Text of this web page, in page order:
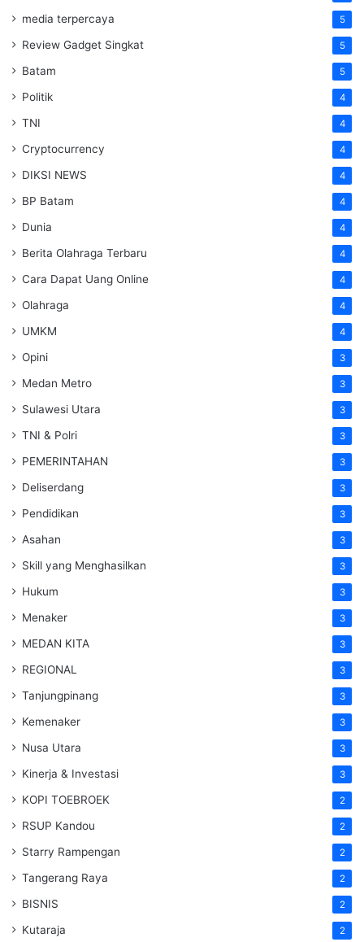
media terpercaya 5
Review Gadget Singkat 5
Batam 5
Politik 4
TNI 4
Cryptocurrency 4
DIKSI NEWS 4
BP Batam 4
Dunia 4
Berita Olahraga Terbaru 4
Cara Dapat Uang Online 4
Olahraga 4
UMKM 4
Opini 3
Medan Metro 3
Sulawesi Utara 3
TNI & Polri 3
PEMERINTAHAN 3
Deliserdang 3
Pendidikan 3
Asahan 3
Skill yang Menghasilkan 3
Hukum 3
Menaker 3
MEDAN KITA 3
REGIONAL 3
Tanjungpinang 3
Kemenaker 3
Nusa Utara 3
Kinerja & Investasi 3
KOPI TOEBROEK 2
RSUP Kandou 2
Starry Rampengan 2
Tangerang Raya 2
BISNIS 2
Kutaraja 2